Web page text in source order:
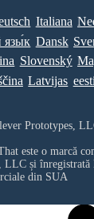
Italiana
язы́к Dansk
Slovenský
Latvijas eesti
Prototypes,
este o marcă
LLCși înregistrată
din SUA